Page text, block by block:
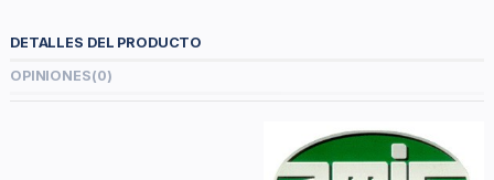
DETALLES DEL PRODUCTO
OPINIONES(0)